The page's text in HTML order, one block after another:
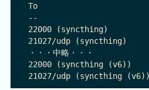
To
--
22000 (syncthing)
21027/udp (syncthing)
・・・中略・・・
22000 (syncthing (v6))